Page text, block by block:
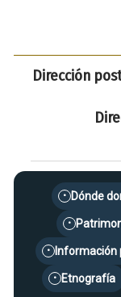
Dirección
• Dónde
•
• Información
• Etnografía